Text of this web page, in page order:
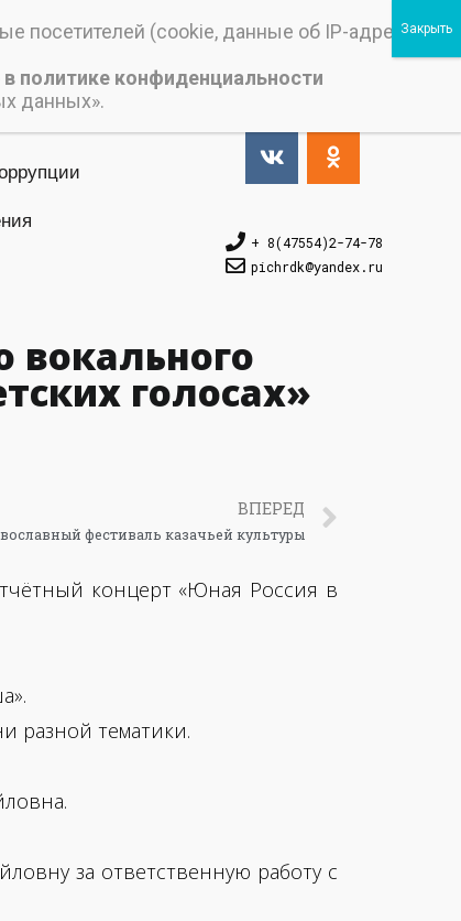
Версия_для_слабовидящих
+ 8(47554)2-74-78
pichrdk@yаndex.ru
вокального
голосах»
ВПЕРЕД
фестиваль казачьей культуры
концерт «Юная Россия в
разной тематики.
за ответственную работу с
посетителей (cookie, данные об IP-адресе и
политике конфиденциальности
данных».